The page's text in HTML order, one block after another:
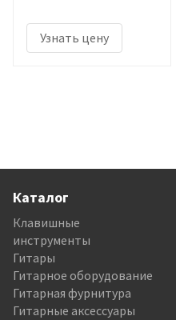
Узнать цену
Каталог
Клавишные
инструменты
Гитары
Гитарное оборудование
Гитарная фурнитура
Гитарные аксессуары